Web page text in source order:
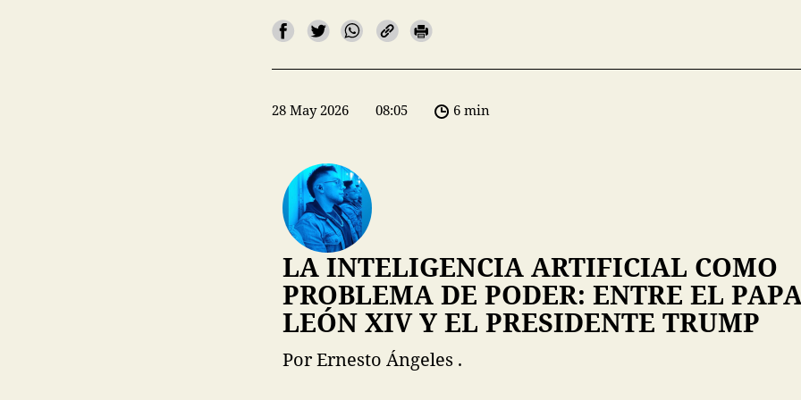
28 May 2026 08:05 6 min
LA INTELIGENCIA ARTIFICIAL COMO
PROBLEMA DE PODER: ENTRE EL
LEÓN XIV Y EL PRESIDENTE TRUMP
Por Ernesto Ángeles .